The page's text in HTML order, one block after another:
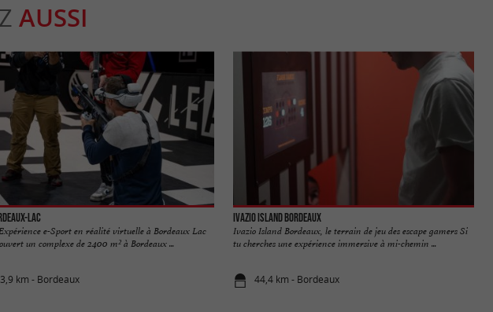
AUSSI
Lac
e-Sport en réalité virtuelle à Bordeaux Lac
un complexe de 2400 m² à Bordeaux ...
km - Bordeaux
Ivazio Island Bordeaux
Ivazio Island Bordeaux, le terrain de jeu des escape gamers Si
tu cherches une expérience immersive à mi-chemin ...
44,4 km - Bordeaux